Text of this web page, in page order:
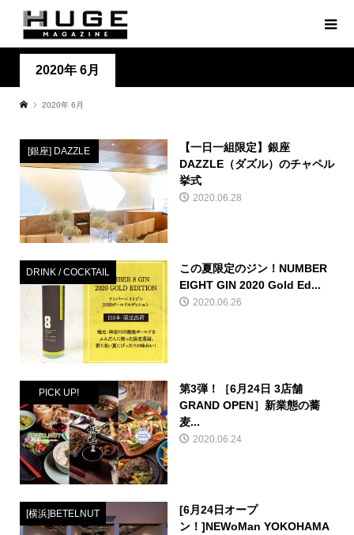
2020年 6月
2020年 6月
[銀座] DAZZLE
【一日一組限定】銀座
DAZZLE（ダズル）のチャペル
挙式
2020.06.28
DRINK / COCKTAIL
この夏限定のジン！NUMBER
EIGHT GIN 2020 Gold Ed...
2020.06.26
PICK UP!
第3弾！［6月24日 3店舗
GRAND OPEN］新業態の蕎
麦...
2020.06.24
[横浜]BETELNUT
[6月24日オープ
ン！]NEWoMan YOKOHAMA